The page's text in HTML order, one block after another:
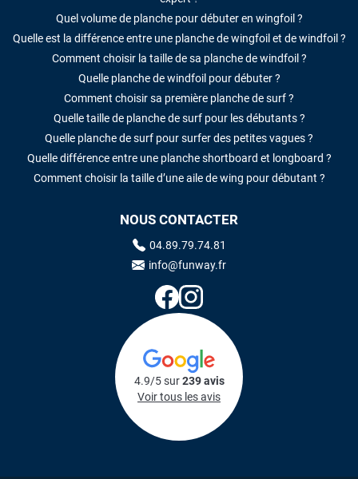
Quel volume de planche pour débuter en wingfoil ?
Quelle est la différence entre une planche de wingfoil et de windfoil ?
Comment choisir la taille de sa planche de windfoil ?
Quelle planche de windfoil pour débuter ?
Comment choisir sa première planche de surf ?
Quelle taille de planche de surf pour les débutants ?
Quelle planche de surf pour surfer des petites vagues ?
Quelle différence entre une planche shortboard et longboard ?
Comment choisir la taille d’une aile de wing pour débutant ?
NOUS CONTACTER
04.89.79.74.81
info@funway.fr
4.9/5 sur239 avis
Voir tous les avis